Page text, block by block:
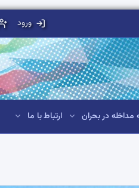
ورود
مداخله در بحران ارتباط با ما